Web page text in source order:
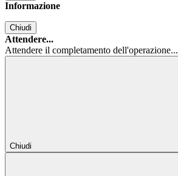
Informazione
Chiudi
Attendere...
Attendere il completamento dell'operazione...
Chiudi